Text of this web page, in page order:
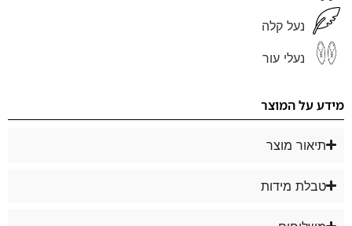
נעל קלה
נעלי עור
מידע על המוצר
תיאור מוצר
טבלת מידות